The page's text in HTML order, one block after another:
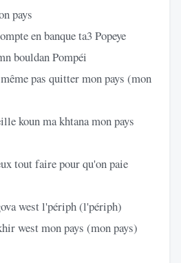
pays
en banque ta3 Popeye
bouldan Pompéi
pas quitter mon pays (mon
koun ma khtana mon pays
tout faire pour qu'on paie
west l'périph (l'périph)
west mon pays (mon pays)